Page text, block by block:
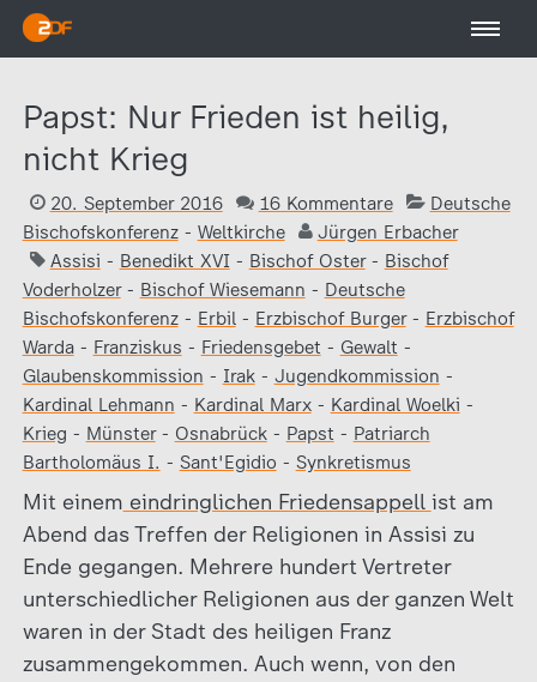
Papst: Nur Frieden ist heilig,
nicht Krieg
20. September 2016 16 Kommentare
Deutsche
Bischofskonferenz- Weltkirche
Jürgen Erbacher
Assisi - Benedikt XVI - Bischof Oster- Bischof
Voderholzer- Bischof Wiesemann - Deutsche
Bischofskonferenz- Erbil- Erzbischof Burger- Erzbischof
Warda- Franziskus - Friedensgebet - Gewalt -
Glaubenskommission - Irak- Jugendkommission -
Kardinal Lehmann - Kardinal Marx- Kardinal Woelki -
Krieg - Münster- Osnabrück- Papst - Patriarch
Bartholomäus I. - Sant'Egidio - Synkretismus
Mit einem eindringlichen Friedensappell ist am
Abend das Treffen der Religionen in Assisi zu
Ende gegangen. Mehrere hundert Vertreter
unterschiedlicher Religionen aus der ganzen Welt
waren in der Stadt des heiligen Franz
zusammengekommen. Auch wenn, von den